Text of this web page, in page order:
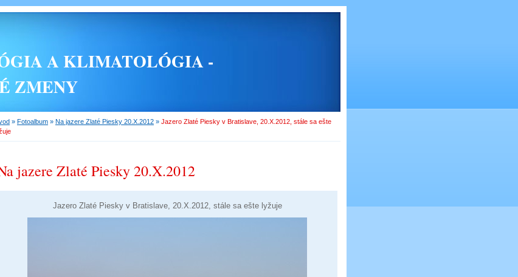
A KLIMATOLÓGIA -
ZMENY
» Fotoalbum » Na jazere Zlaté Piesky 20.X.2012 » Jazero Zlaté Piesky v Bratislave, 20.X.2012, stále sa ešte
jazere Zlaté Piesky 20.X.2012
Jazero Zlaté Piesky v Bratislave, 20.X.2012, stále sa ešte lyžuje